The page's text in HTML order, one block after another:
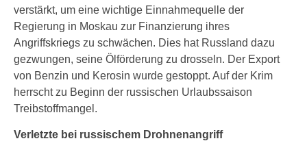
verstärkt, um eine wichtige Einnahmequelle der
Regierung in Moskau zur Finanzierung ihres
Angriffskriegs zu schwächen. Dies hat Russland dazu
gezwungen, seine Ölförderung zu drosseln. Der Export
von Benzin und Kerosin wurde gestoppt. Auf der Krim
herrscht zu Beginn der russischen Urlaubssaison
Treibstoffmangel.
Verletzte bei russischem Drohnenangriff